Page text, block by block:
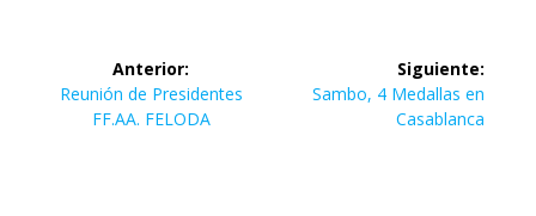
Navegación
de
Anterior:
Entrada
anterior:
Reunión de Presidentes
FF.AA. FELODA
Siguiente:
Siguiente
Sambo, 4 Medallas en
Casablanca